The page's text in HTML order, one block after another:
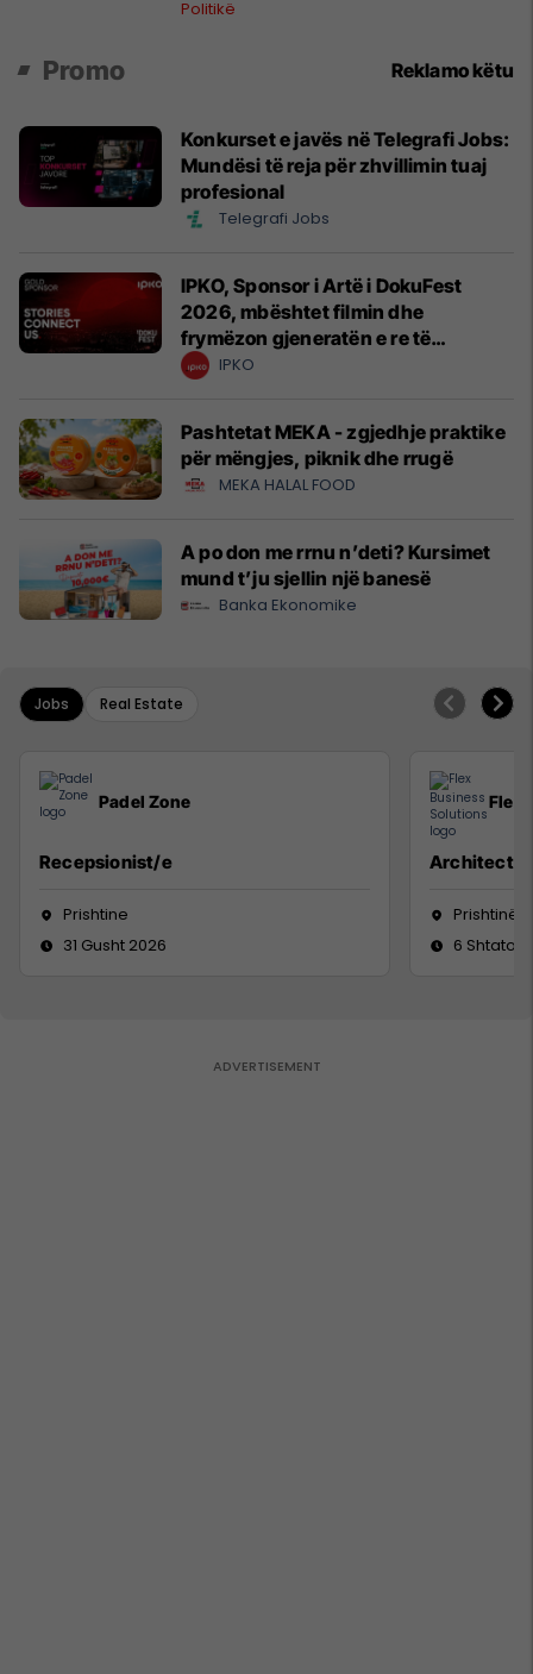
rëndë kushtetuese
Politikë
Promo Reklamo këtu
Konkurset e javës në Telegrafi Jobs:
Mundësi të reja për zhvillimin tuaj
profesional
Telegrafi Jobs
IPKO, Sponsor i Artë i DokuFest
2026, mbështet filmin dhe
frymëzon gjeneratën e re të
krijuesve
IPKO
Pashtetat MEKA - zgjedhje praktike
për mëngjes, piknik dhe rrugë
MEKA HALAL FOOD
A po don me rrnu n’deti? Kursimet
mund t’ju sjellin një banesë
Banka Ekonomike
Jobs Real Estate
Padel Zone
Recepsionist/e
Prishtine
31 Gusht 2026
Flex
Architect
Prishtinë
6 Shtator